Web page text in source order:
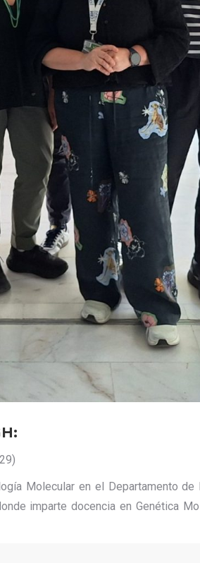
Molecular en el Departamento
imparte docencia en Genética